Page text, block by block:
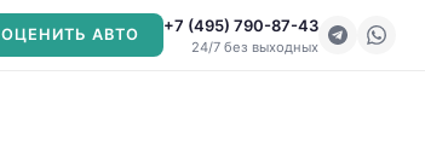
ОЦЕНИТЬ АВТО +7 (495) 790-87-43
24/7 без выходных